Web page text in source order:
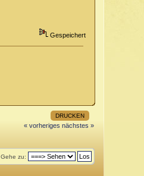
Gespeichert
DRUCKEN
« vorheriges nächstes »
Gehe zu: